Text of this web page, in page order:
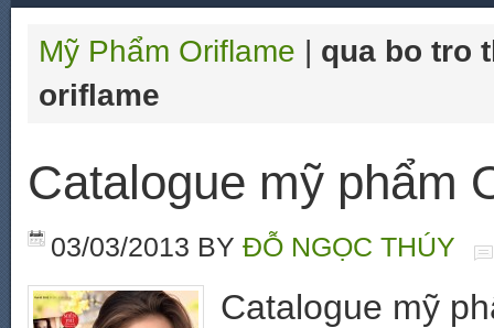
Mỹ Phẩm Oriflame | qua bo tro
oriflame
Catalogue mỹ phẩm
03/03/2013 BY ĐỖ NGỌC THÚY
Catalogue mỹ